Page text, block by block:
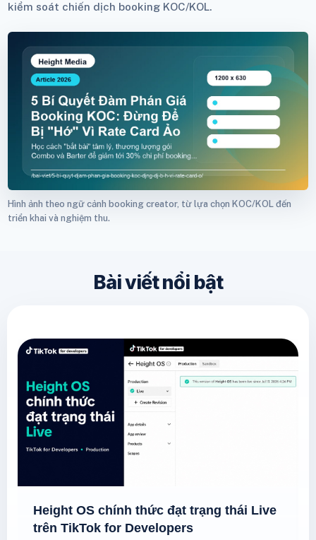
kiểm soát chiến dịch booking KOC/KOL.
Hình ảnh theo ngữ cảnh booking creator, từ lựa chọn KOC/KOL đến
triển khai và nghiệm thu.
Bài viết nổi bật
Height OS chính thức đạt trạng thái Live
trên TikTok for Developers